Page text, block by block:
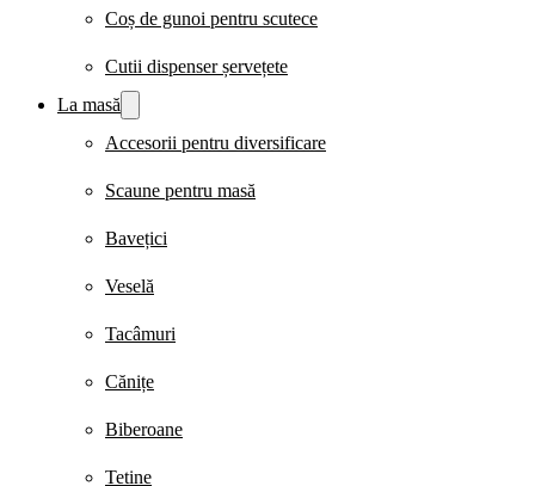
Coș de gunoi pentru scutece
Cutii dispenser șervețete
La masă
Accesorii pentru diversificare
Scaune pentru masă
Bavețici
Veselă
Tacâmuri
Cănițe
Biberoane
Tetine